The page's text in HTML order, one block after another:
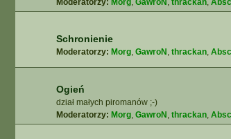
Moderatorzy: Morg , GawroN , thrackan,
Schronienie
Moderatorzy: Morg, GawroN, thrackan,
Ogień
dział małych piromanów ;-)
Moderatorzy: Morg, GawroN, thrackan,